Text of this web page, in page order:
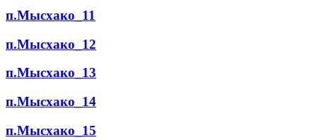
п.Мысхако_11
п.Мысхако_12
п.Мысхако_13
п.Мысхако_14
п.Мысхако_15